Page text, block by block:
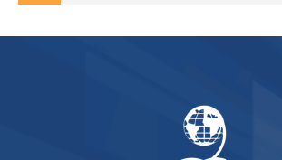
Bloky